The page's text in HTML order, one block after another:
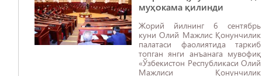
муҳокама қилинди
Жорий йилнинг 6 сентябрь
куни Олий Мажлис Қонунчилик
палатаси фаолиятида таркиб
топган янги анъанага мувофиқ
«Ўзбекистон Республикаси Олий
Мажлиси Қонунчилик